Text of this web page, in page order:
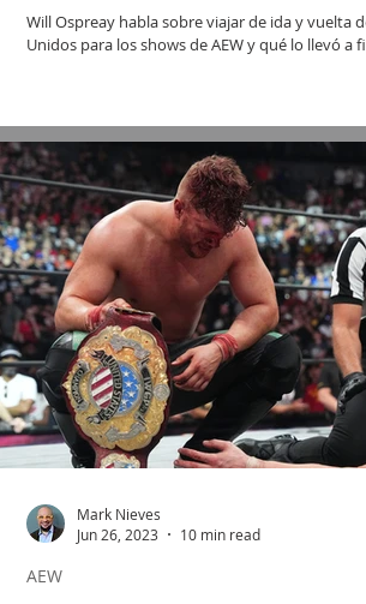
Will Ospreay habla sobre viajar de ida y vuelta
Unidos para los shows de AEW y qué lo llevó a
AEW
Mark Nieves
Jun 26, 2023
10 min read